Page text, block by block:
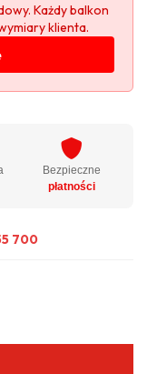
Każdy balkon
klienta.
Bezpieczne
płatności
700